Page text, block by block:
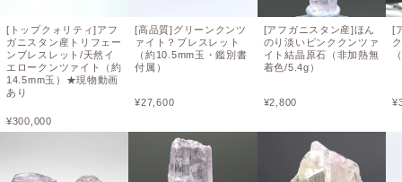
[トップクォリティ]アフ
ガニスタン産トリフェー
ンブレスレット/天然イ
エロークンツァイト（約
14.5mm玉）★現物動画
あり
¥300,000
[高品質]グリーンクンツ
ァイト？ブレスレット
（約10.5mm玉・鑑別書
付属）
¥27,600
[アフガニスタン産]ほん
のり淡いピンククンツァ
イト結晶原石（非加熱無
着色/5.4g）
¥2,800
[
¥